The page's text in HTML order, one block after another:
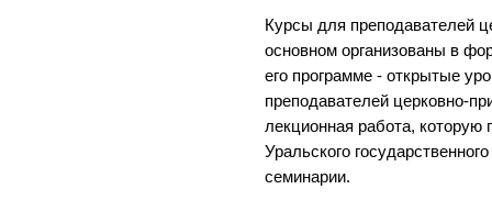
Курсы для преподавателей
основном организованы в
его программе - открытые
преподавателей церковно-
лекционная работа, которую
Уральского
семинарии.